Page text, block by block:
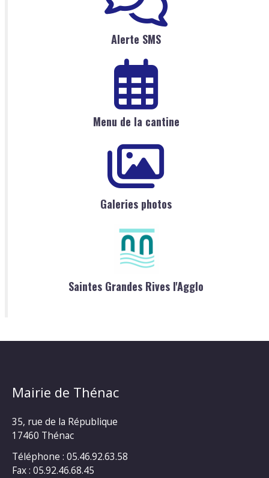
Alerte SMS
Menu de la cantine
Galeries photos
Saintes Grandes Rives l'Agglo
Mairie de Thénac
35, rue de la République
17460 Thénac
Téléphone : 05.46.92.63.58
Fax : 05.92.46.68.45